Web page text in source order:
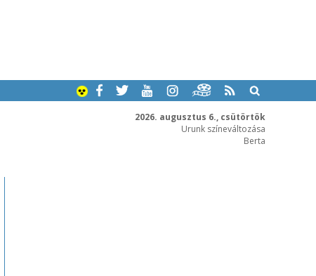
2026. augusztus 6., csütörtök
Urunk színeváltozása
Berta